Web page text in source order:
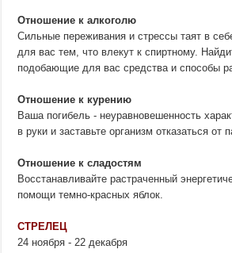
Отношение к алкоголю
Сильные переживания и стрессы таят в
для вас тем, что влекут к спиртному.
подобающие для вас средства и способы
Отношение к курению
Ваша погибель - неуравновешенность
в руки и заставьте организм отказаться от
Отношение к сладостям
Восстанавливайте растраченный
помощи темно-красных яблок.
СТРЕЛЕЦ
24 ноября - 22 декабря